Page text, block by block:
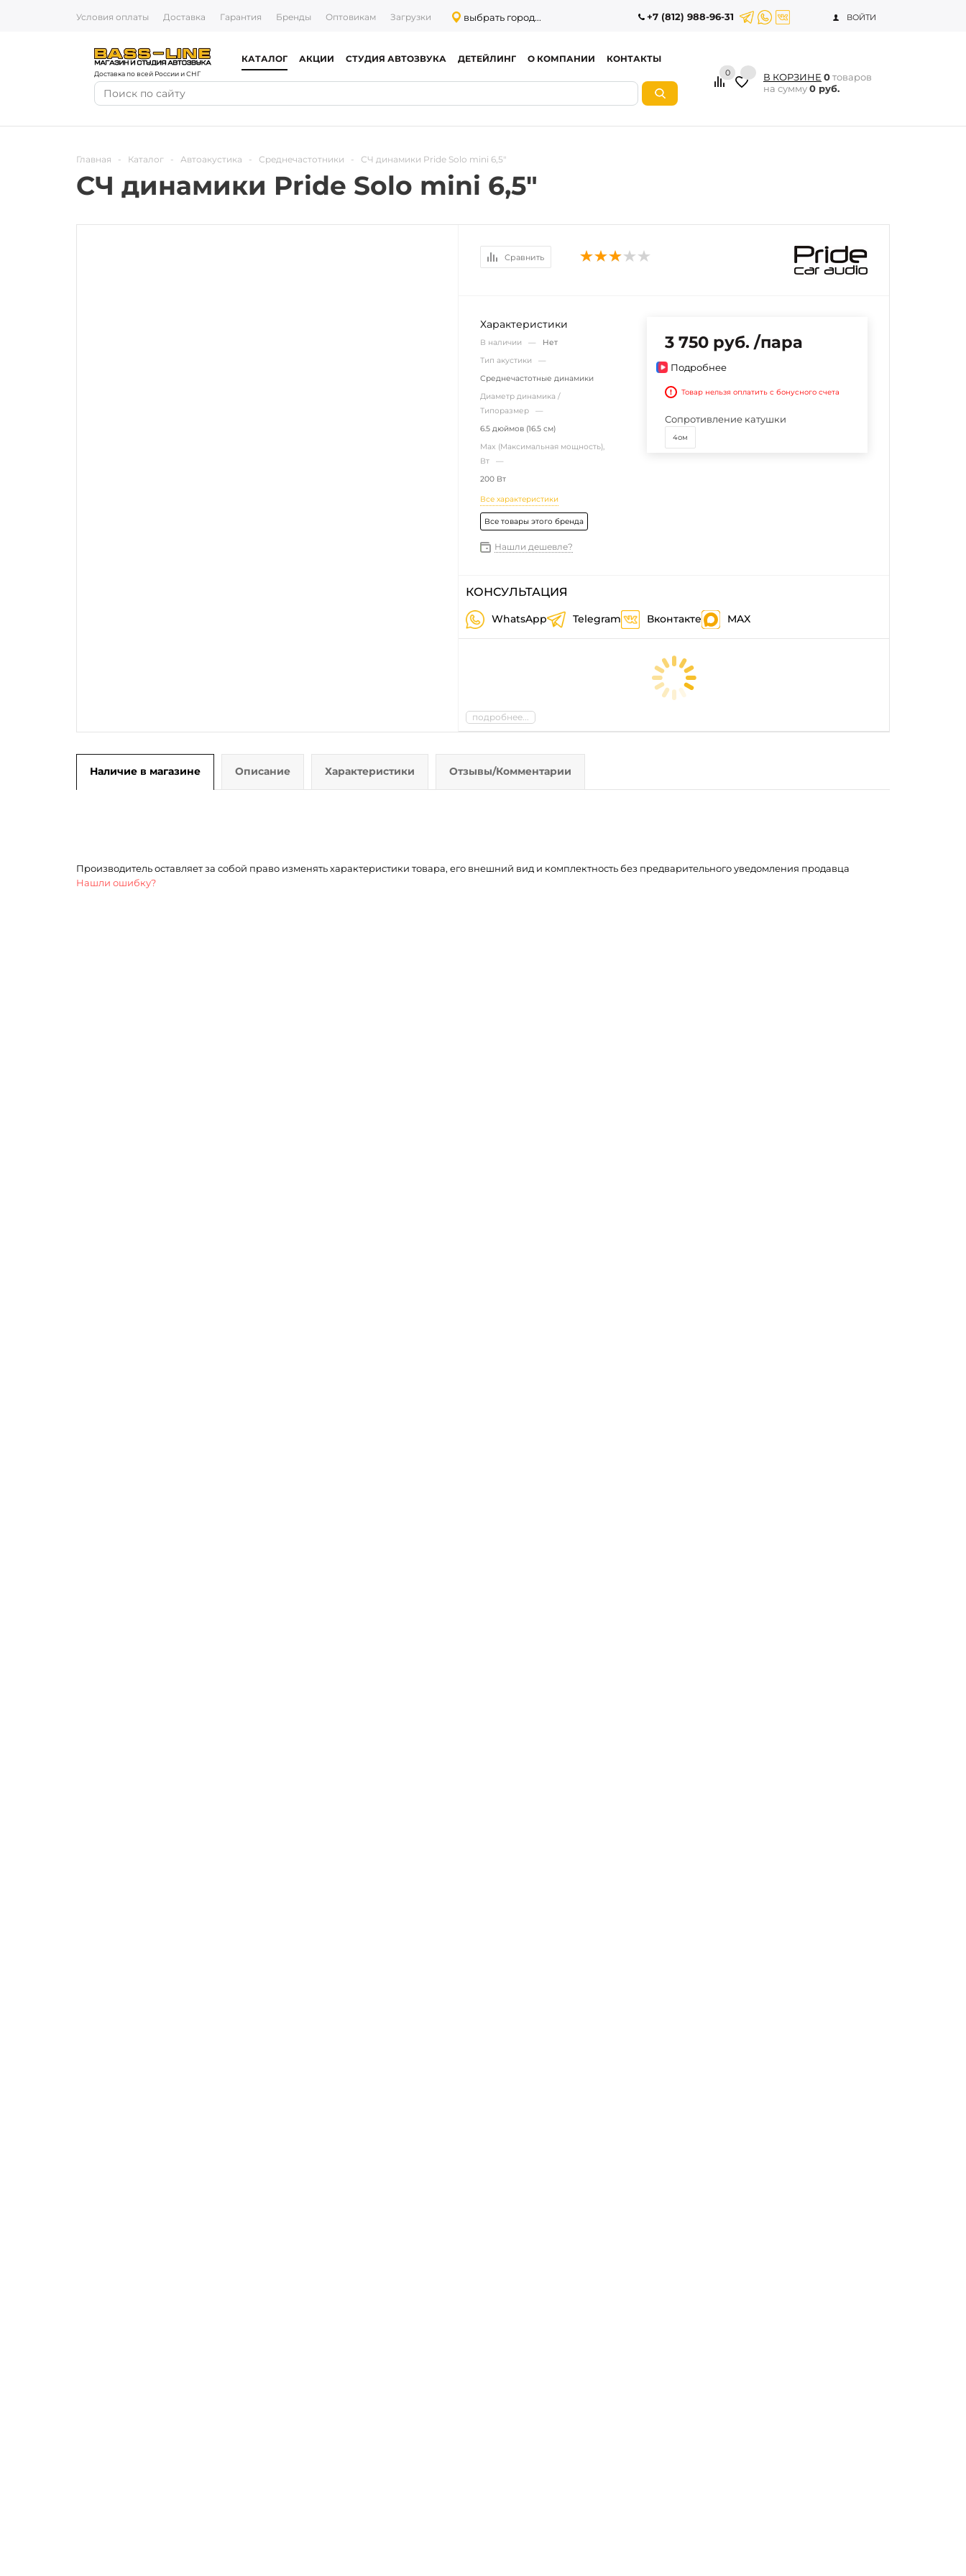
Условия оплаты Доставка Гарантия Бренды Оптовикам Загрузки выбрать город... +7 (812) 988-96-31 ВОЙТИ
Доставка по всей России и СНГ
КАТАЛОГ АКЦИИ СТУДИЯ АВТОЗВУКА ДЕТЕЙЛИНГ О КОМПАНИИ КОНТАКТЫ
0 В КОРЗИНЕ 0товаров
на сумму0 руб.
Главная - Каталог - Автоакустика - Среднечастотники - СЧ динамики Pride Solo mini 6,5"
СЧ динамики Pride Solo mini 6,5"
Сравнить
Характеристики
В наличии — Нет
Тип акустики —
Среднечастотные динамики
Диаметр динамика /
Типоразмер —
6.5 дюймов (16.5 см)
Max (Максимальная мощность),
Вт —
200 Вт
Все характеристики
Все товары этого бренда
Нашли дешевле?
3 750 руб. /пара
Подробнее
! Товар нельзя оплатить с бонусного счета
Сопротивление катушки
4ом
КОНСУЛЬТАЦИЯ
WhatsApp Telegram Вконтакте MAX
подробнее...
Наличие в магазине Описание Характеристики Отзывы/Комментарии
Производитель оставляет за собой право изменять характеристики товара, его внешний вид и комплектность без предварительного уведомления продавца
Нашли ошибку?